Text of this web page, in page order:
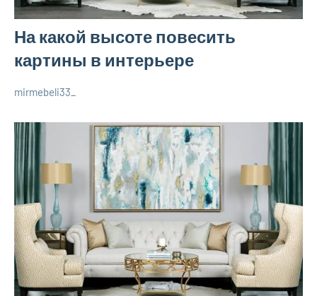
На какой высоте повесить
картины в интерьере
советы в
ремонте и
материалах
марта
2022
mirmebeli33_
комментариев